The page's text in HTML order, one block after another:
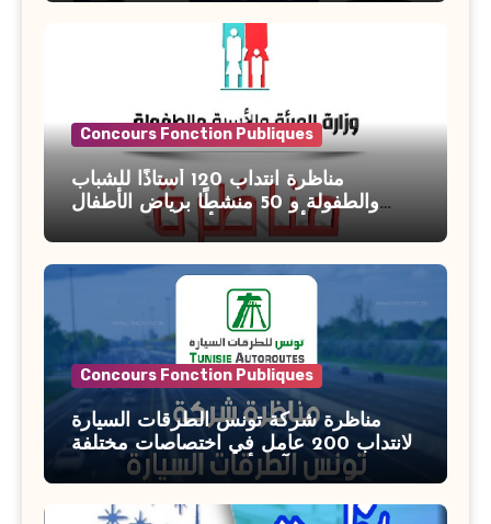
Concours Fonction Publiques
مناظرة انتداب 120 أستاذًا للشباب
والطفولة و 50 منشطًا برياض الأطفال
بوزارة الأسرة والمرأة والطفولة وكبار
Concours Fonction Publiques
مناظرة شركة تونس الطرقات السيارة
لانتداب 200 عامل في اختصاصات مختلفة
آخر أجل : 21 جويلية 2026